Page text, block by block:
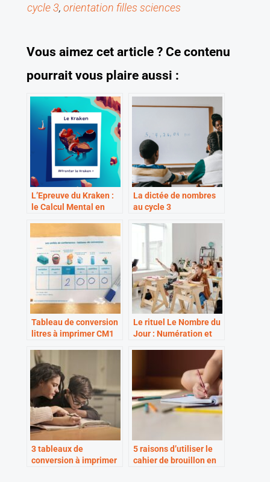
cycle 3, orientation filles sciences
Vous aimez cet article ? Ce contenu
pourrait vous plaire aussi :
L’Epreuve du Kraken :
le Calcul Mental en
La dictée de nombres
au cycle 3
Tableau de conversion
litres à imprimer CM1
Le rituel Le Nombre du
Jour : Numération et
3 tableaux de
conversion à imprimer
5 raisons d’utiliser le
cahier de brouillon en